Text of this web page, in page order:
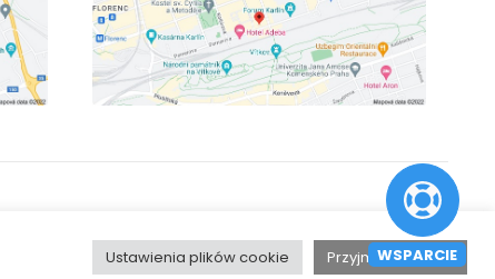
WSPARCIE
Ustawienia plików cookie Przyjmij wszystkie